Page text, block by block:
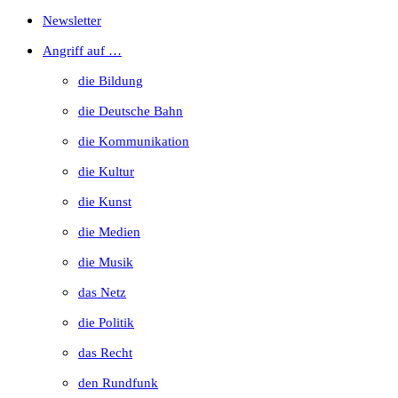
search
panel.
Newsletter
Angriff auf …
die Bildung
die Deutsche Bahn
die Kommunikation
die Kultur
die Kunst
die Medien
die Musik
das Netz
die Politik
das Recht
den Rundfunk